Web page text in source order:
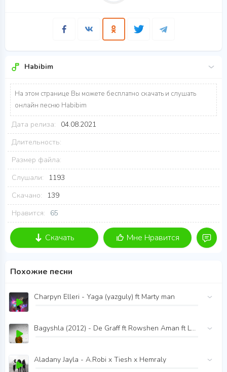
Habibim
На этом странице Вы можете бесплатно скачать и слушать
онлайн песню Habibim
Дата релиза:
04.08.2021
Длительность:
Размер файла:
Слушали:
1193
Скачано:
139
Нравится:
65
Скачать Мне Нравится
Похожие песни
Charpyn Elleri - Yaga (yazguly) ft Marty man
Bagyshla (2012) - De Graff ft Rowshen Aman ft La Blaze
Aladany Jayla - A.Robi x Tiesh x Hemraly